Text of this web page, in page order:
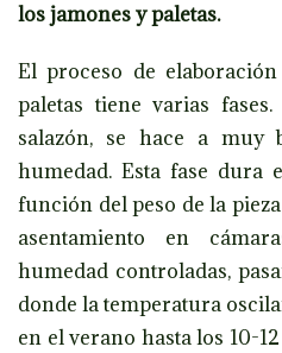
los jamones y paletas.
El proceso de
paletas tiene varias
salazón, se hace a muy
humedad. Esta fase dura
función del peso de la
asentamiento en
humedad controladas,
donde la temperatura
en el verano hasta los 10-